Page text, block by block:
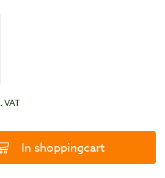
VAT
In shoppingcart